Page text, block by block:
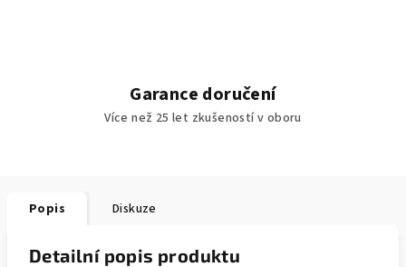
Garance doručení
Více než 25 let zkušeností v oboru
Popis Diskuze
Detailní popis produktu